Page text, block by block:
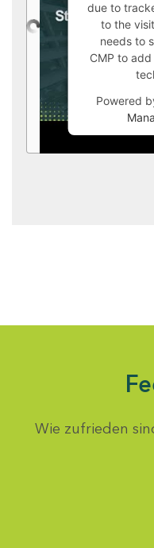
due to
to the
needs to
CMP to
Powered
Wie zufrieden